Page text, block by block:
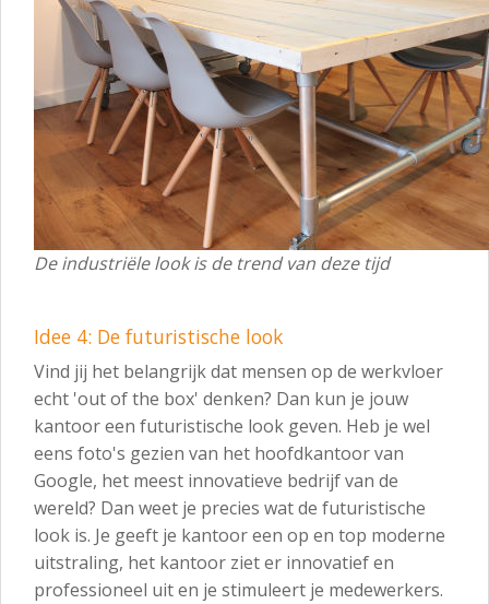
De industriële look is de trend van deze tijd
Idee 4: De futuristische look
Vind jij het belangrijk dat mensen op de werkvloer
echt 'out of the box' denken? Dan kun je jouw
kantoor een futuristische look geven. Heb je wel
eens foto's gezien van het hoofdkantoor van
Google, het meest innovatieve bedrijf van de
wereld? Dan weet je precies wat de futuristische
look is. Je geeft je kantoor een op en top moderne
uitstraling, het kantoor ziet er innovatief en
professioneel uit en je stimuleert je medewerkers.